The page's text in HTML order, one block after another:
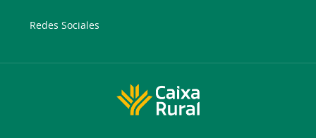
Redes Sociales